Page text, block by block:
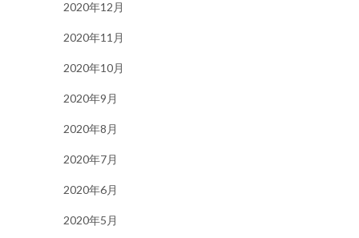
2020年12月
2020年11月
2020年10月
2020年9月
2020年8月
2020年7月
2020年6月
2020年5月